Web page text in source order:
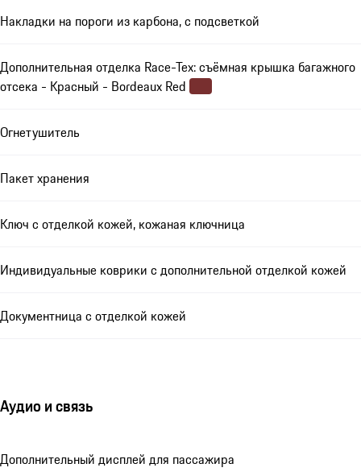
Накладки на пороги из карбона, с подсветкой
Дополнительная отделка Race-Tex: съёмная крышка багажного
отсека - Красный - Bordeaux Red
Огнетушитель
Пакет хранения
Ключ с отделкой кожей, кожаная ключница
Индивидуальные коврики с дополнительной отделкой кожей
Документница с отделкой кожей
Аудио и связь
Дополнительный дисплей для пассажира